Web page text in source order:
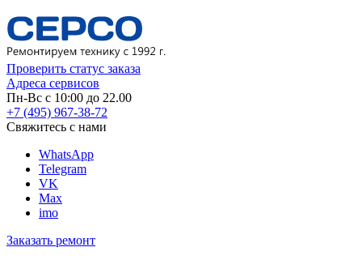
Проверить статус заказа
Адреса сервисов
Пн-Вс с 10:00 до 22.00
+7 (495) 967-38-72
Свяжитесь с нами
WhatsApp
Telegram
VK
Max
imo
Заказать ремонт